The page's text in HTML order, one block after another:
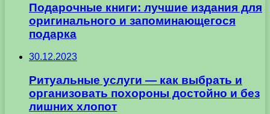
Подарочные книги: лучшие издания для
оригинального и запоминающегося
подарка
30.12.2023
Ритуальные услуги — как выбрать и
организовать похороны достойно и без
лишних хлопот